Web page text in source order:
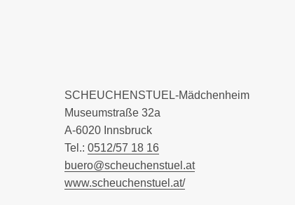
SCHEUCHENSTUEL-Mädchenheim
Museumstraße 32a
A-6020 Innsbruck
Tel.: 0512/57 18 16
buero@scheuchenstuel.at
www.scheuchenstuel.at/